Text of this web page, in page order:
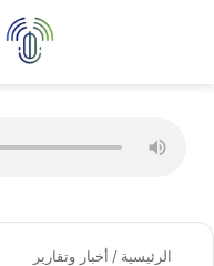
الرئيسية / أخبار وتقارير